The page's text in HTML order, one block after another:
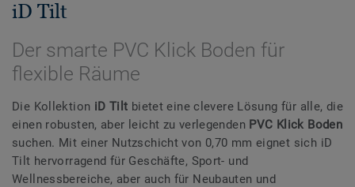
iD Tilt
Der smarte PVC Klick Boden für
flexible Räume
Die Kollektion iD Tilt bietet eine clevere Lösung für alle, die
einen robusten, aber leicht zu verlegenden PVC Klick Boden
suchen. Mit einer Nutzschicht von 0,70 mm eignet sich iD
Tilt hervorragend für Geschäfte, Sport- und
Wellnessbereiche, aber auch für Neubauten und